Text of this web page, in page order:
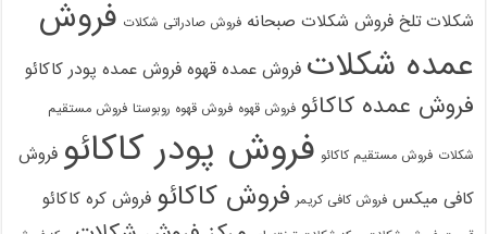
شکلات تلخ فروش شکلات صبحانه فروش صادراتی شکلات فروش
عمده شکلات فروش عمده قهوه فروش عمده پودر کاکائو
فروش عمده کاکائو فروش قهوه فروش قهوه روبوستا فروش مستقیم
شکلات فروش مستقیم کاکائو فروش پودر کاکائو فروش
کافی میکس فروش کافی کریمر فروش کاکائو فروش کره کاکائو